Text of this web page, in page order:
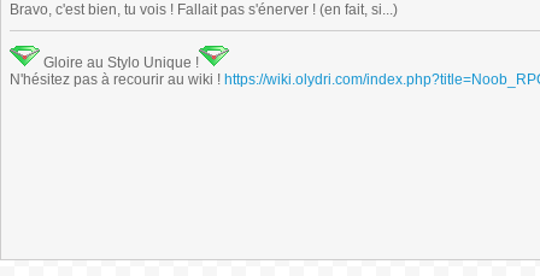
Bravo, c'est bien, tu vois ! Fallait pas s'énerver ! (en fait, si...)
Gloire au Stylo Unique !
N'hésitez pas à recourir au wiki ! https://wiki.olydri.com/